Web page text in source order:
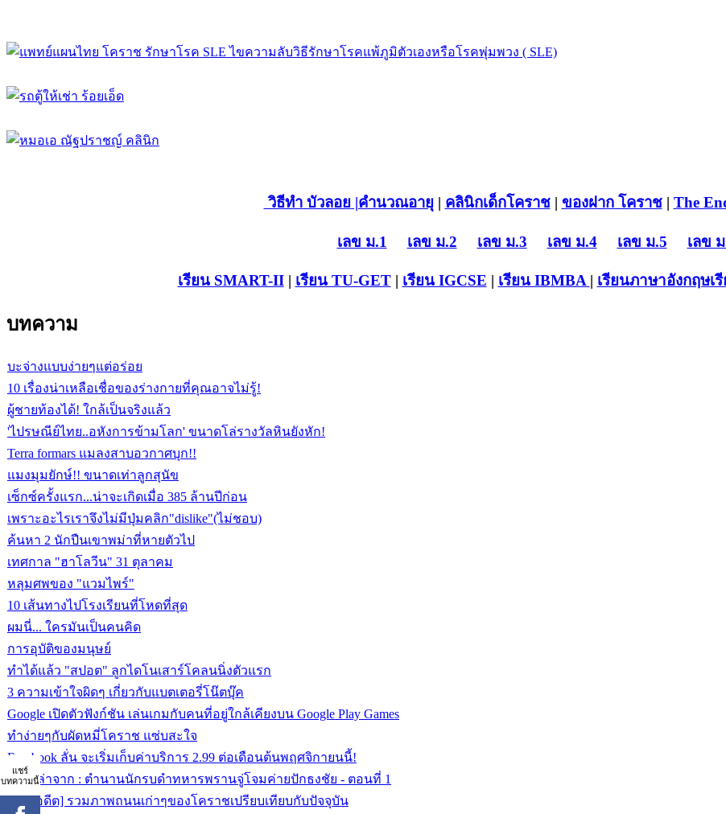
วิธีทำ บัวลอย |คำนวณอายุ | คลินิกเด็กโคราช| ของฝาก โคราช| The
เลข ม.1 เลข ม.2 เลข ม.3 เลข ม.4 เลข ม.5 เลข
เรียน SMART-II| เรียน TU-GET| เรียน IGCSE | เรียน IBMBA | เรียนภาษาอังกฤษเ
บทความ
บะจ่างแบบง่ายๆแต่อร่อย
10 เรื่องน่าเหลือเชื่อของร่างกายที่คุณอาจไม่รู้!
ผู้ชายท้องได้! ใกล้เป็นจริงแล้ว
'ไปรษณีย์ไทย..อหังการข้ามโลก' ขนาดโล่รางวัลหินยังหัก!
Terra formars แมลงสาบอวกาศบุก!!
แมงมุมยักษ์!! ขนาดเท่าลูกสุนัข
เซ็กซ์ครั้งแรก...น่าจะเกิดเมื่อ 385 ล้านปีก่อน
เพราะอะไรเราจึงไม่มีปุ่มคลิก"dislike"(ไม่ชอบ)
ค้นหา 2 นักปืนเขาพม่าที่หายตัวไป
เทศกาล "ฮาโลวีน" 31 ตุลาคม
หลุมศพของ "แวมไพร์"
10 เส้นทางไปโรงเรียนที่โหดที่สุด
ผมนี่... ใครมันเป็นคนคิด
การอุบัติของมนุษย์
ทำได้แล้ว "สปอต" ลูกไดโนเสาร์โคลนนิ่งตัวแรก
3 ความเข้าใจผิดๆ เกี่ยวกับแบตเตอรี่โน๊ตบุ๊ค
Google เปิดตัวฟังก์ชัน เล่นเกมกับคนที่อยู่ใกล้เคียงบน Google Play Games
ทำง่ายๆกับผัดหมี่โคราช แซ่บสะใจ
Facebook ลั่น จะเริ่มเก็บค่าบริการ 2.99 ต่อเดือนต้นพฤศจิกายนนี้!
เรื่องเล่าจาก : ตำนานนักรบดำทหารพรานจู่โจมค่ายปักธงชัย - ตอนที่ 1
[ย้อนอดีต] รวมภาพถนนเก่าๆของโคราชเปรียบเทียบกับปัจจุบัน
แชร์
บทความนี้